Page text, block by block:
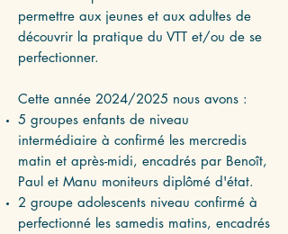
permettre aux jeunes et aux adultes de
découvrir la pratique du VTT et/ou de se
perfectionner.
Cette année 2024/2025 nous avons :
5 groupes enfants de niveau
intermédiaire à confirmé les mercredis
matin et après-midi, encadrés par Benoît,
Paul et Manu moniteurs diplômé d'état.
2 groupe adolescents niveau confirmé à
perfectionné les samedis matins, encadrés